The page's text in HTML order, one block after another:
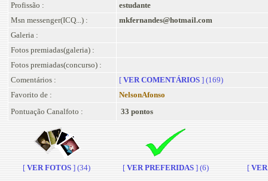
Profissão :
estudante
Msn messenger(ICQ...) :
mkfernandes@hotmail.com
Galeria :
Fotos premiadas(galeria) :
Fotos premiadas(concurso) :
Comentários :
[ VER COMENTÁRIOS ] (169)
Favorito de :
NelsonAfonso
Pontuação Canalfoto :
33 pontos
[ VER FOTOS ] (34) [ VER PREFERIDAS ] (6) [